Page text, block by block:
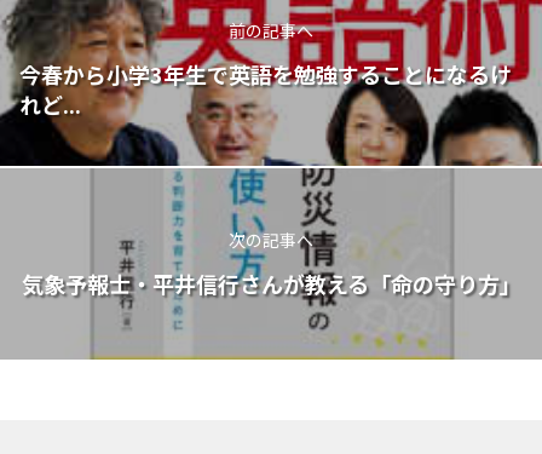
前の記事へ
今春から小学3年生で英語を勉強することになるけ
れど...
次の記事へ
気象予報士・平井信行さんが教える「命の守り方」